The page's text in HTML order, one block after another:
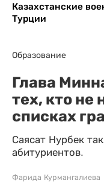
Казахстанские
Турции
Образование
Глава
тех, кто не
списках
Саясат Нурбек
абитуриентов.
Фарида Курмангалиева